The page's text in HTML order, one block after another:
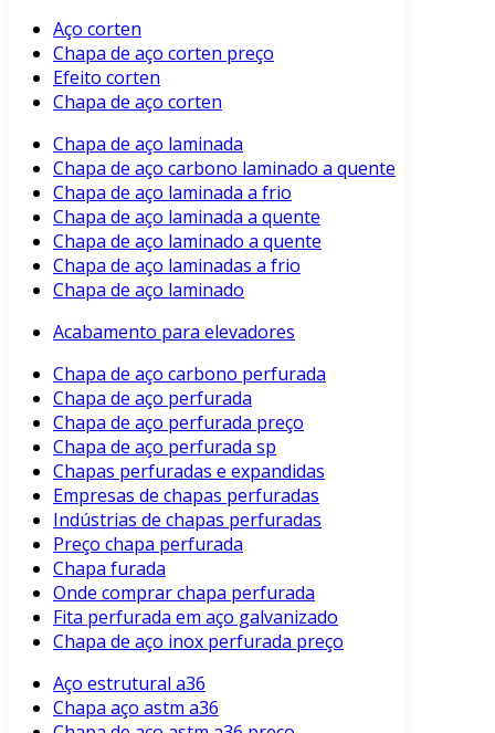
Aço corten
Chapa de aço corten preço
Efeito corten
Chapa de aço corten
Chapa de aço laminada
Chapa de aço carbono laminado a quente
Chapa de aço laminada a frio
Chapa de aço laminada a quente
Chapa de aço laminado a quente
Chapa de aço laminadas a frio
Chapa de aço laminado
Acabamento para elevadores
Chapa de aço carbono perfurada
Chapa de aço perfurada
Chapa de aço perfurada preço
Chapa de aço perfurada sp
Chapas perfuradas e expandidas
Empresas de chapas perfuradas
Indústrias de chapas perfuradas
Preço chapa perfurada
Chapa furada
Onde comprar chapa perfurada
Fita perfurada em aço galvanizado
Chapa de aço inox perfurada preço
Aço estrutural a36
Chapa aço astm a36